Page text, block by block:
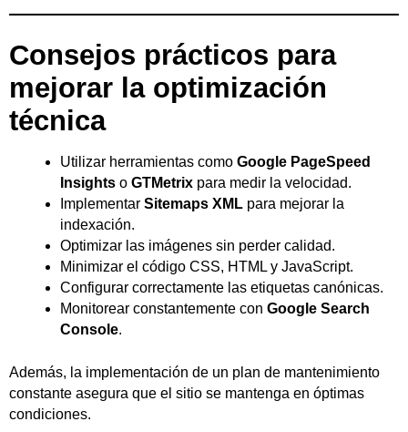
Consejos prácticos para
mejorar la optimización
técnica
Utilizar herramientas como Google PageSpeed
Insights o GTMetrix para medir la velocidad.
Implementar Sitemaps XML para mejorar la
indexación.
Optimizar las imágenes sin perder calidad.
Minimizar el código CSS, HTML y JavaScript.
Configurar correctamente las etiquetas canónicas.
Monitorear constantemente con Google Search
Console.
Además, la implementación de un plan de mantenimiento
constante asegura que el sitio se mantenga en óptimas
condiciones.